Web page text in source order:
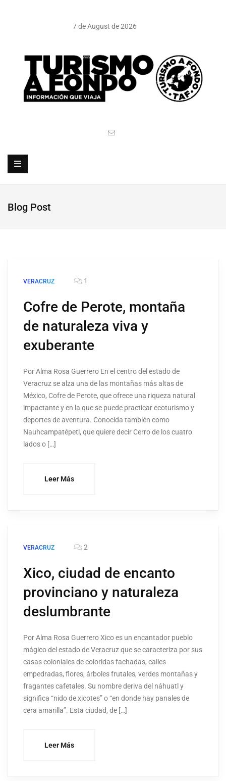
7 de August de 2026
Blog Post
VERACRUZ 1
Cofre de Perote, montaña
de naturaleza viva y
exuberante
Por Alma Rosa Guerrero En el centro del estado de
Veracruz se alza una de las montañas más altas de
México, Cofre de Perote, que ofrece una riqueza natural
impactante y en la que se puede practicar ecoturismo y
deportes de aventura. Conocida también como
Nauhcampatépetl, que quiere decir Cerro de los cuatro
lados o […]
Leer Más
VERACRUZ 2
Xico, ciudad de encanto
provinciano y naturaleza
deslumbrante
Por Alma Rosa Guerrero Xico es un encantador pueblo
mágico del estado de Veracruz que se caracteriza por sus
casas coloniales de coloridas fachadas, calles
empedradas, flores, árboles frutales, verdes montañas y
fragantes cafetales. Su nombre deriva del náhuatl y
significa “nido de xicotes” o “en donde hay panales de
cera amarilla”. Esta ciudad, de […]
Leer Más